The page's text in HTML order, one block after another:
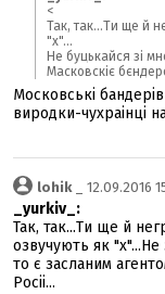
<
Так, так...Ти ще й
"х"...
Не буцькайся зі
Масковскіє
Московські
виродки-чухраінці
lohik_ 12.09.2016
_yurkiv_:
Так, так...Ти ще й
озвучують як
то є засланим
Росіі...